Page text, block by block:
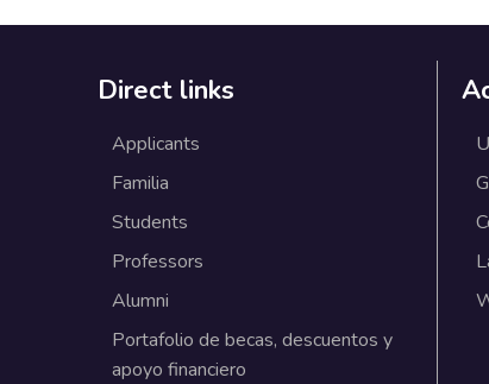
Direct links
Applicants
Familia
Students
Professors
Alumni
Portafolio de becas, descuentos y
apoyo financiero